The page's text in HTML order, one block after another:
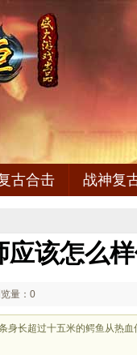
古合击 战神复
应该怎么
量：0
身长超过十五米的鳄鱼从热